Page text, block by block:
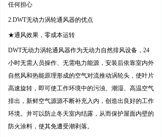
任何担心
2.DWT无动力涡轮通风器的优点
★通风效果，零成本运转
DWT无动力涡轮通风器作为无动力自然排风设备，24
小时无需人员操作、无需电力能源，安装后依靠室内外
自然风和热能原理形成的空气对流推动涡轮头，使叶片
高速旋转，即可使工作环境中的污浊、潮湿、高温空气
排出，新鲜空气源源不断补充入内，创造出良好的工作
环境。并可以防止冬天室内结露，从而保护屋面内壁的
防火涂料，使其免遭受潮剥落。